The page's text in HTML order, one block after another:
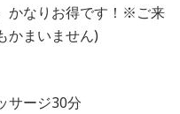
かなりお得です！※ご来
かまいません)
ージ30分